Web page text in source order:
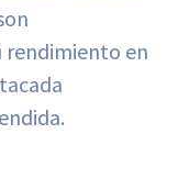
rendimiento en